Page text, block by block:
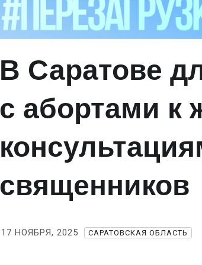
В Саратове
с абортами к
священников
17 НОЯБРЯ, 2025 САРАТОВСКАЯ ОБЛАСТЬ